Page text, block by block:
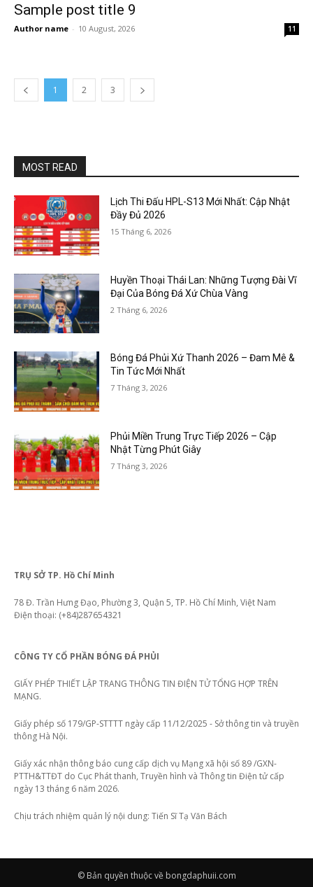
Sample post title 9
Author name - 10 August, 2026 11
1 2 3
MOST READ
Lịch Thi Đấu HPL-S13 Mới Nhất: Cập Nhật
Đầy Đủ 2026
15 Tháng 6, 2026
Huyền Thoại Thái Lan: Những Tượng Đài Vĩ
Đại Của Bóng Đá Xứ Chùa Vàng
2 Tháng 6, 2026
Bóng Đá Phủi Xứ Thanh 2026 – Đam Mê &
Tin Tức Mới Nhất
7 Tháng 3, 2026
Phủi Miền Trung Trực Tiếp 2026 – Cập
Nhật Từng Phút Giây
7 Tháng 3, 2026
TRỤ SỞ TP. Hồ Chí Minh
78 Đ. Trần Hưng Đạo, Phường 3, Quận 5, TP. Hồ Chí Minh, Việt Nam
Điện thoại: (+84)287654321
CÔNG TY CỔ PHẦN BÓNG ĐÁ PHỦI
GIẤY PHÉP THIẾT LẬP TRANG THÔNG TIN ĐIỆN TỬ TỔNG HỢP TRÊN
MẠNG.
Giấy phép số 179/GP-STTTT ngày cấp 11/12/2025 - Sở thông tin và truyền
thông Hà Nội.
Giấy xác nhận thông báo cung cấp dịch vụ Mạng xã hội số 89 /GXN-
PTTH&TTĐT do Cục Phát thanh, Truyền hình và Thông tin Điện tử cấp
ngày 13 tháng 6 năm 2026.
Chịu trách nhiệm quản lý nội dung: Tiến Sĩ Tạ Văn Bách
© Bản quyền thuộc về bongdaphuii.com